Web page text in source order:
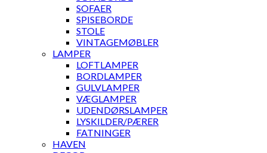
SOFAER
SPISEBORDE
STOLE
VINTAGEMØBLER
LAMPER
LOFTLAMPER
BORDLAMPER
GULVLAMPER
VÆGLAMPER
UDENDØRSLAMPER
LYSKILDER/PÆRER
FATNINGER
HAVEN